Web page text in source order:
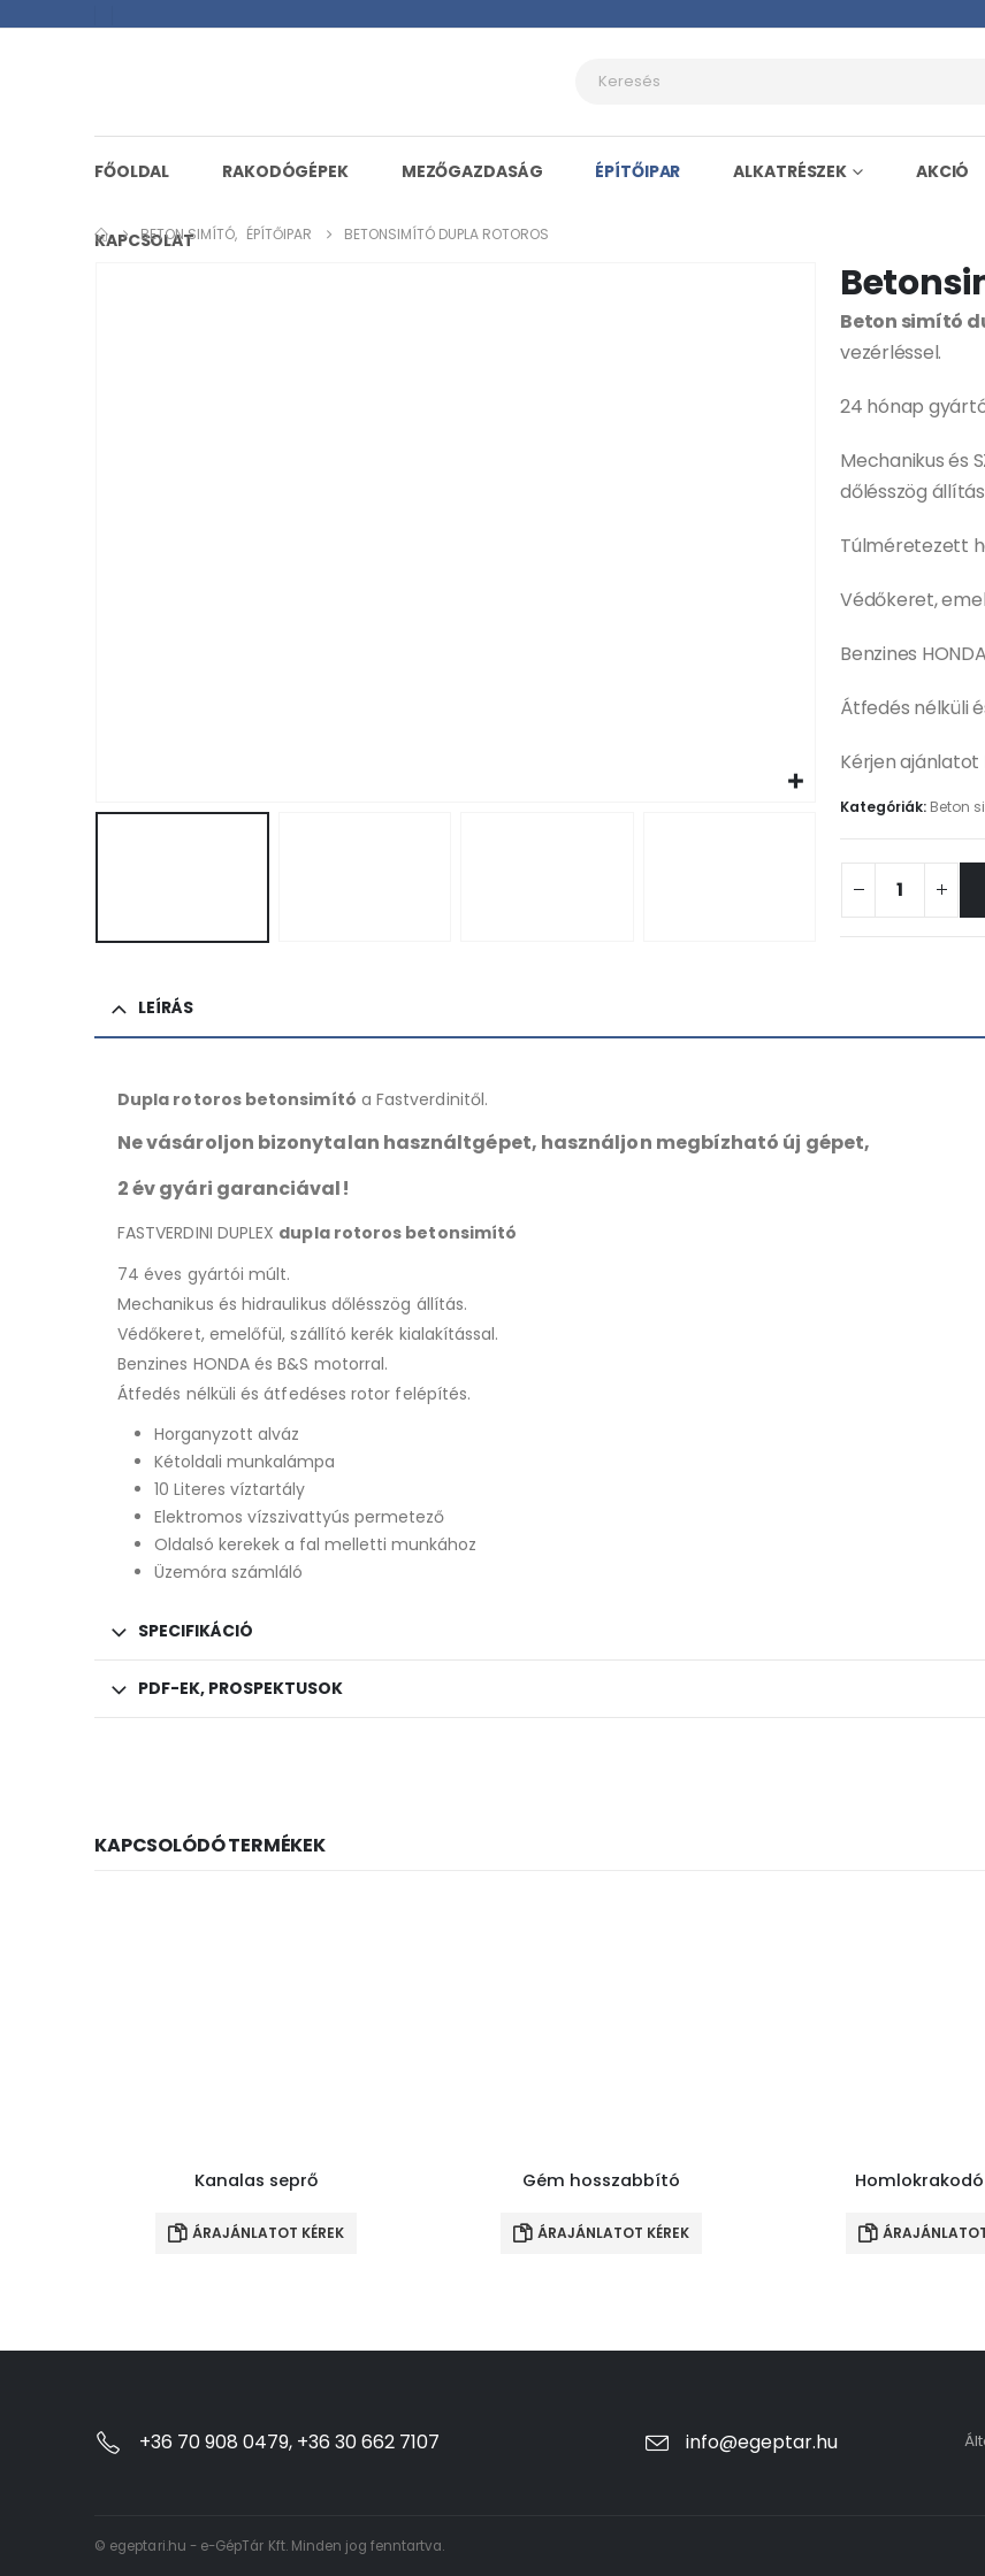
FŐOLDAL RAKODÓGÉPEK MEZŐGAZDASÁG ÉPÍTŐIPAR ALKATRÉSZEK AKCIÓ
KAPCSOLAT
BETON SIMÍTÓ, ÉPÍTŐIPAR BETONSIMÍTÓ DUPLA ROTOROS
Beton simító
vezérléssel.
24 hónap
Mechanikus és
dőlésszög
Túlméretezett
Védőkeret,
Benzines
Átfedés nélküli
Kérjen ajánlatot
Kategóriák: Beton
LEÍRÁS
Dupla rotoros betonsimító a Fastverdinitől.
Ne vásároljon bizonytalan használtgépet, használjon megbízható új gépet,
2 év gyári garanciával!
FASTVERDINI DUPLEX dupla rotoros betonsimító
74 éves gyártói múlt.
Mechanikus és hidraulikus dőlésszög állítás.
Védőkeret, emelőfül, szállító kerék kialakítással.
Benzines HONDA és B&S motorral.
Átfedés nélküli és átfedéses rotor felépítés.
Horganyzott alváz
Kétoldali munkalámpa
10 Literes víztartály
Elektromos vízszivattyús permetező
Oldalsó kerekek a fal melletti munkához
Üzemóra számláló
SPECIFIKÁCIÓ
PDF-EK, PROSPEKTUSOK
KAPCSOLÓDÓ TERMÉKEK
Kanalas seprő
ÁRAJÁNLATOT KÉREK
Gém hosszabbító
ÁRAJÁNLATOT KÉREK
+36 70 908 0479, +36 30 662 7107 info@egeptar.hu
© egeptari.hu - e-GépTár Kft. Minden jog fenntartva.